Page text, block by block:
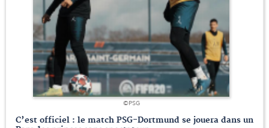
©PSG
C’est officiel : le match PSG-Dortmund se jouera dans un